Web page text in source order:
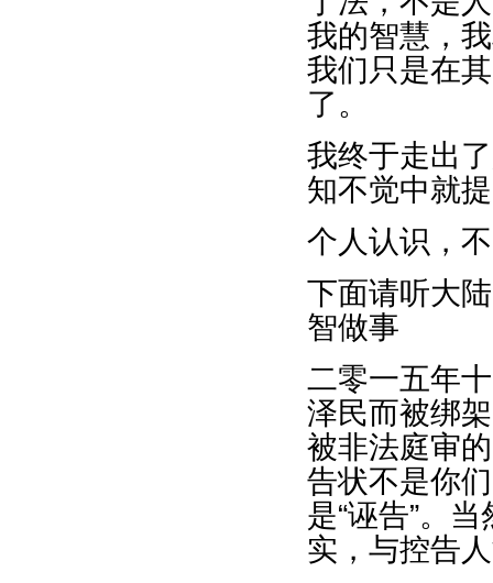
我的智慧，
我们只是在
了。
我终于走出
知不觉中就
个人认识，
下面请听大
智做事
二零一五年
泽民而被绑
被非法庭审
告状不是你
是“诬告”。
实，与控告